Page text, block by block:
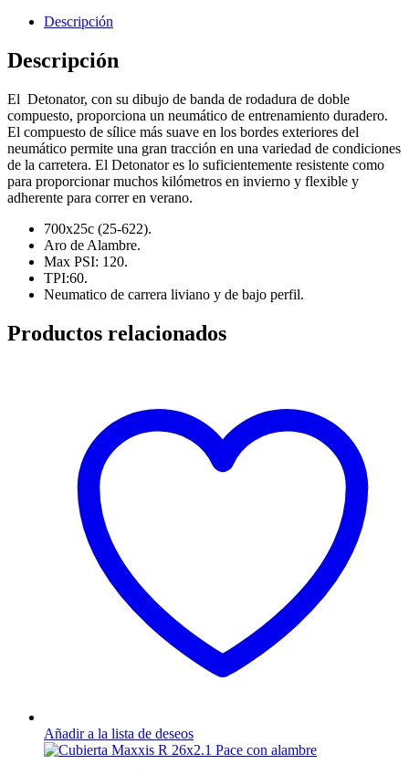
Descripción
Descripción
El Detonator, con su dibujo de banda de rodadura de doble
compuesto, proporciona un neumático de entrenamiento duradero.
El compuesto de sílice más suave en los bordes exteriores del
neumático permite una gran tracción en una variedad de condiciones
de la carretera. El Detonator es lo suficientemente resistente como
para proporcionar muchos kilómetros en invierno y flexible y
adherente para correr en verano.
700x25c (25-622).
Aro de Alambre.
Max PSI: 120.
TPI:60.
Neumatico de carrera liviano y de bajo perfil.
Productos relacionados
Añadir a la lista de deseos